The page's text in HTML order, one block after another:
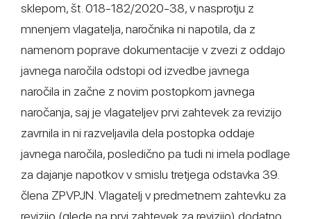
sklepom, št. 018-182/2020-38, v nasprotju z
mnenjem vlagatelja, naročnika ni napotila, da z
namenom poprave dokumentacije v zvezi z oddajo
javnega naročila odstopi od izvedbe javnega
naročila in začne z novim postopkom javnega
naročanja, saj je vlagateljev prvi zahtevek za revizijo
zavrnila in ni razveljavila dela postopka oddaje
javnega naročila, posledično pa tudi ni imela podlage
za dajanje napotkov v smislu tretjega odstavka 39.
člena ZPVPJN. Vlagatelj v predmetnem zahtevku za
revizijo (glede na prvi zahtevek za revizijo) dodatno